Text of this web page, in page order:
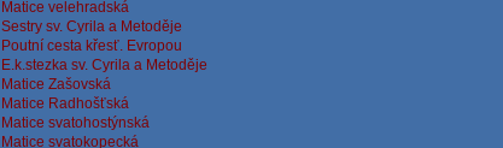
Matice velehradská
Sestry sv. Cyrila a Metoděje
Poutní cesta křesť. Evropou
E.k.stezka sv. Cyrila a Metoděje
Matice Zašovská
Matice Radhošťská
Matice svatohostýnská
Matice svatokopecká